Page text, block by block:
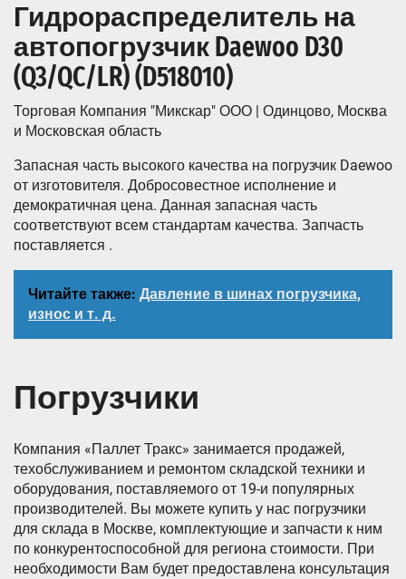
Гидрораспределитель на
автопогрузчик Daewoo D30
(Q3/QC/LR) (D518010)
Торговая Компания "Микскар" ООО | Одинцово, Москва
и Московская область
Запасная часть высокого качества на погрузчик Daewoo
от изготовителя. Добросовестное исполнение и
демократичная цена. Данная запасная часть
соответствуют всем стандартам качества. Запчасть
поставляется .
Читайте также: Давление в шинах погрузчика,
износ и т. д.
Погрузчики
Компания «Паллет Тракс» занимается продажей,
техобслуживанием и ремонтом складской техники и
оборудования, поставляемого от 19-и популярных
производителей. Вы можете купить у нас погрузчики
для склада в Москве, комплектующие и запчасти к ним
по конкурентоспособной для региона стоимости. При
необходимости Вам будет предоставлена консультация